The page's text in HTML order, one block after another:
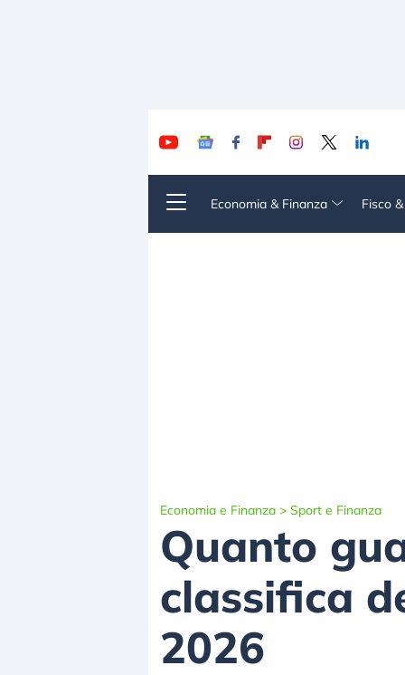
Economia & Finanza Fisco
Economia e Finanza > Sport e Finanza
Quanto
classifica
2026